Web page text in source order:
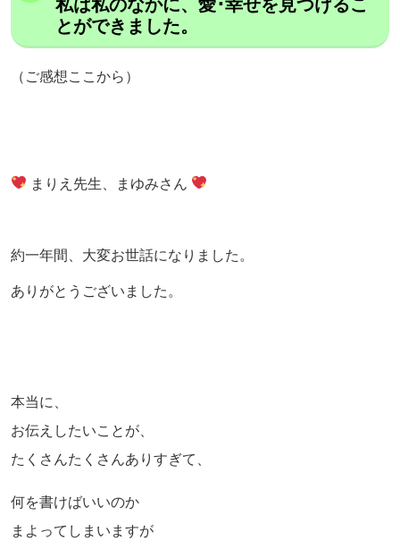
私は私のなかに、愛･幸せを見つけるこ
とができました。
（ご感想ここから）
まりえ先生、まゆみさん
約一年間、大変お世話になりました。
ありがとうございました。
本当に、
お伝えしたいことが、
たくさんたくさんありすぎて、
何を書けばいいのか
まよってしまいますが